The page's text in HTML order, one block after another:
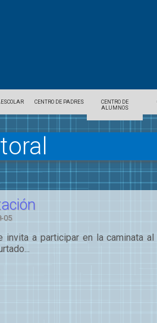
CENTRO DE PADRES
CENTRO DE
ALUMNOS
05
invita a participar en la caminata